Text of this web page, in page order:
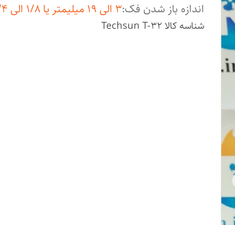
اندازه باز شدن فک:3 الی 19 میلیمتر یا 1/8 الی 3/4 اینچ
شناسه کالا Techsun T-32